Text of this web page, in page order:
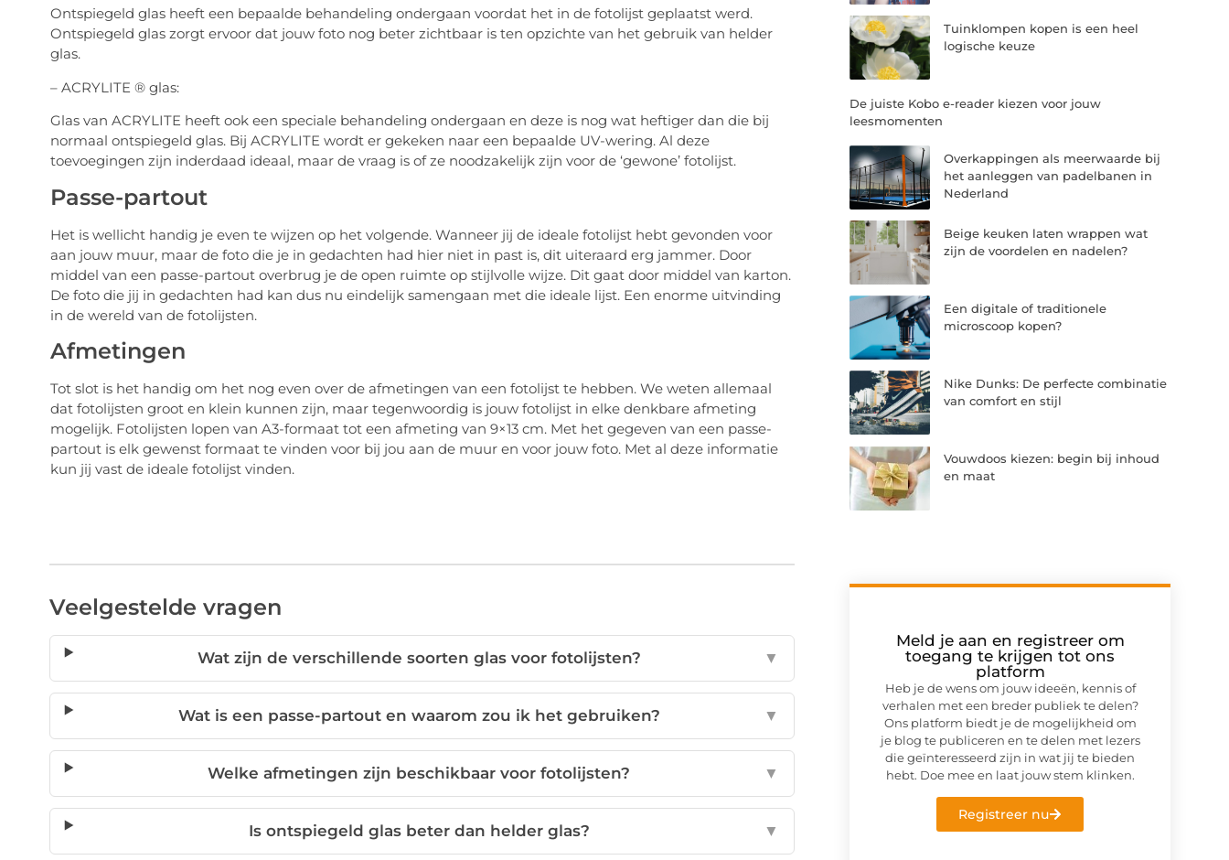
Ontspiegeld glas heeft een bepaalde behandeling ondergaan voordat het in de fotolijst geplaatst werd.
Ontspiegeld glas zorgt ervoor dat jouw foto nog beter zichtbaar is ten opzichte van het gebruik van helder
glas.
– ACRYLITE ® glas:
Glas van ACRYLITE heeft ook een speciale behandeling ondergaan en deze is nog wat heftiger dan die bij
normaal ontspiegeld glas. Bij ACRYLITE wordt er gekeken naar een bepaalde UV-wering. Al deze
toevoegingen zijn inderdaad ideaal, maar de vraag is of ze noodzakelijk zijn voor de ‘gewone’ fotolijst.
Passe-partout
Het is wellicht handig je even te wijzen op het volgende. Wanneer jij de ideale fotolijst hebt gevonden voor
aan jouw muur, maar de foto die je in gedachten had hier niet in past is, dit uiteraard erg jammer. Door
middel van een passe-partout overbrug je de open ruimte op stijlvolle wijze. Dit gaat door middel van karton.
De foto die jij in gedachten had kan dus nu eindelijk samengaan met die ideale lijst. Een enorme uitvinding
in de wereld van de fotolijsten.
Afmetingen
Tot slot is het handig om het nog even over de afmetingen van een fotolijst te hebben. We weten allemaal
dat fotolijsten groot en klein kunnen zijn, maar tegenwoordig is jouw fotolijst in elke denkbare afmeting
mogelijk. Fotolijsten lopen van A3-formaat tot een afmeting van 9×13 cm. Met het gegeven van een passe-
partout is elk gewenst formaat te vinden voor bij jou aan de muur en voor jouw foto. Met al deze informatie
kun jij vast de ideale fotolijst vinden.
Veelgestelde vragen
Wat zijn de verschillende soorten glas voor fotolijsten? ▼
Wat is een passe-partout en waarom zou ik het gebruiken? ▼
Welke afmetingen zijn beschikbaar voor fotolijsten? ▼
Is ontspiegeld glas beter dan helder glas? ▼
Tuinklompen kopen is een heel
logische keuze
De juiste Kobo e-reader kiezen voor jouw
leesmomenten
Overkappingen als meerwaarde bij
het aanleggen van padelbanen in
Nederland
Beige keuken laten wrappen wat
zijn de voordelen en nadelen?
Een digitale of traditionele
microscoop kopen?
Nike Dunks: De perfecte combinatie
van comfort en stijl
Vouwdoos kiezen: begin bij inhoud
en maat
Meld je aan en registreer om
toegang te krijgen tot ons
platform
Heb je de wens om jouw ideeën, kennis of
verhalen met een breder publiek te delen?
Ons platform biedt je de mogelijkheid om
je blog te publiceren en te delen met lezers
die geïnteresseerd zijn in wat jij te bieden
hebt. Doe mee en laat jouw stem klinken.
Registreer nu